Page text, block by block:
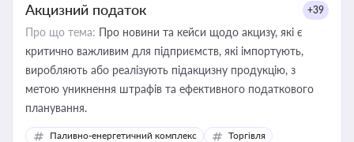
Акцизний податок +39
Про що тема: Про новини та кейси щодо акцизу, які є
критично важливим для підприємств, які імпортують,
виробляють або реалізують підакцизну продукцію, з
метою уникнення штрафів та ефективного податкового
планування.
Паливно-енергетичний комплекс
Торгівля